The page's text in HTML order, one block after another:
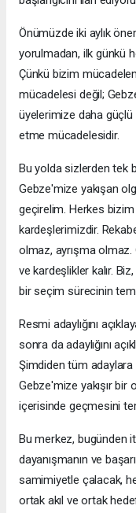
Önümüzde iki aylık
yorulmadan, ilk günkü
Çünkü bizim
mücadelesi değil;
üyelerimize daha
etme mücadelesidir.
Bu yolda sizlerden tek
Gebze'mize yakışan
geçirelim. Herkes bizim
kardeşlerimizdir.
olmaz, ayrışma
ve kardeşlikler kalır.
bir seçim sürecinin
Resmi adaylığını
sonra da adaylığını
Şimdiden tüm adaylara
Gebze'mize yakışır bir
içerisinde geçmesini
Bu merkez, bugünden
dayanışmanın ve
samimiyetle çalacak,
ortak akıl ve ortak